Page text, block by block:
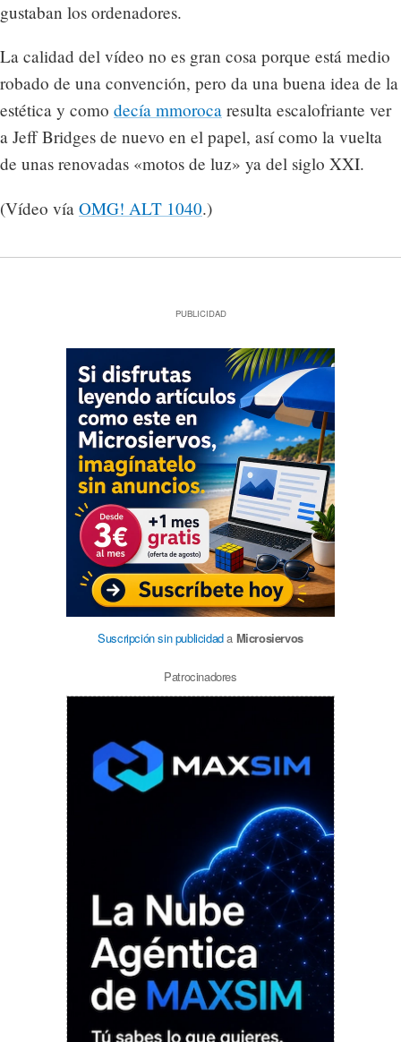
gustaban los ordenadores.
La calidad del vídeo no es gran cosa porque está medio
robado de una convención, pero da una buena idea de la
estética y como decía mmoroca resulta escalofriante ver
a Jeff Bridges de nuevo en el papel, así como la vuelta
de unas renovadas «motos de luz» ya del siglo XXI.
(Vídeo vía OMG! ALT 1040.)
PUBLICIDAD
Suscripción sin publicidada Microsiervos
Patrocinadores